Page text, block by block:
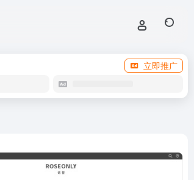
立即推广